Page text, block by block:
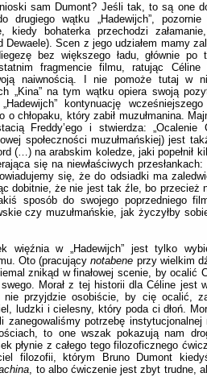
sam Dumont? Jeśli tak, to są one
wątku „Hadewijch”, pozornie
bohaterka przechodzi
Scen z jego udziałem mamy
bez większego ładu, głównie po
fragmencie filmu, ratując Céline
naiwnością. I nie pomoże tutaj w
„Kina” na tym wątku opiera swoją
kontynuację
chłopaku, który zabił muzułmanina.
Freddy’ego i stwierdza: „Ocalenie
społeczności muzułmańskiej) jest
(…) na arabskim koledze, jaki popełnił
się na niewłaściwych przesłankach:
się, że do odsiadki ma
dobitnie, że nie jest tak źle, bo przecież
sposób do swojego poprzedniego
czy muzułmańskie, jak życzyłby
w „Hadewijch” jest tylko
Oto (pracującynotabene przy wielkim
znikąd w finałowej scenie, by ocalić
Morał z tej historii dla Céline jest
przyjdzie osobiście, by cię ocalić,
ludzki i cielesny, który poda ci dłoń.
potrzebę instytucjonalnej
to one wszak pokazują nam
płynie z całego tego filozoficznego
filozofii, którym Bruno Dumont
, to albo ćwiczenie jest zbyt trudne,